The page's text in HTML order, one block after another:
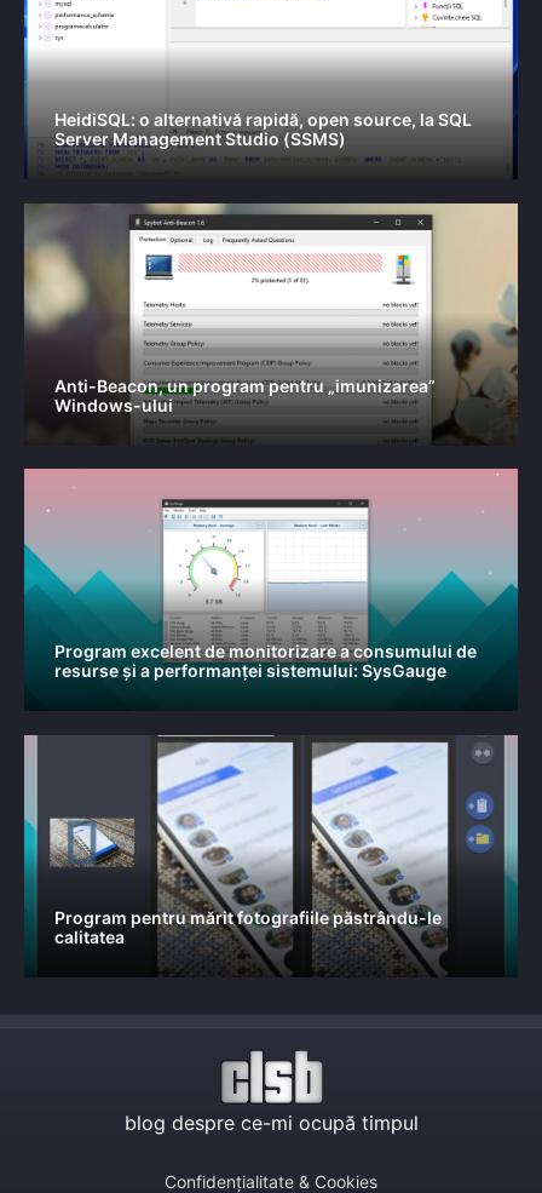
HeidiSQL: o alternativă rapidă, open source, la SQL
Server Management Studio (SSMS)
Anti-Beacon, un program pentru „imunizarea”
Windows-ului
Program excelent de monitorizare a consumului de
resurse și a performanței sistemului: SysGauge
Program pentru mărit fotografiile păstrându-le
calitatea
blog despre ce-mi ocupă timpul
Confidențialitate & Cookies